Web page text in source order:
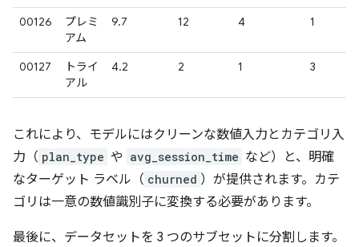
00126
プレミ
アム
9.7 12 4 1
00127
トライ
アル
4.2 2 1 3
これにより、モデルにはクリーンな数値入力とカテゴリ入
力（ plan_type や avg_session_time など）と、明確
なターゲット ラベル（ churned ）が提供されます。カテ
ゴリは一意の数値識別子に変換する必要があります。
最後に、データセットを 3 つのサブセットに分割します。